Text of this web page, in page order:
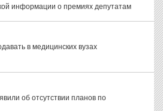
информации о премиях депутатам
в медицинских вузах
об отсутствии планов по